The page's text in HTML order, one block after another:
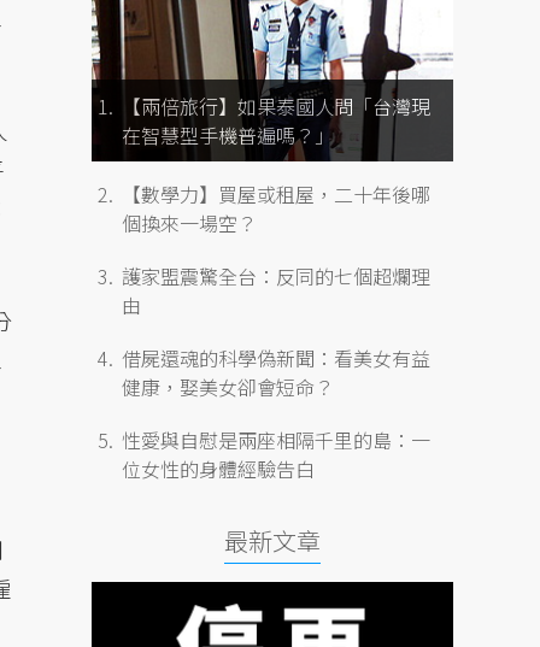
【兩倍旅行】如果泰國人問「台灣現
在智慧型手機普遍嗎？」
【數學力】買屋或租屋，二十年後哪
個換來一場空？
護家盟震驚全台：反同的七個超爛理
由
借屍還魂的科學偽新聞：看美女有益
健康，娶美女卻會短命？
性愛與自慰是兩座相隔千里的島：一
位女性的身體經驗告白
最新文章